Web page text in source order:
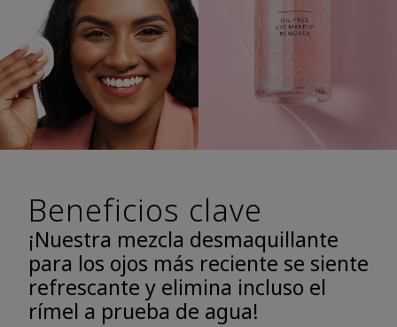
Beneficios clave
¡Nuestra mezcla desmaquillante
para los ojos más reciente se siente
refrescante y elimina incluso el
rímel a prueba de agua!